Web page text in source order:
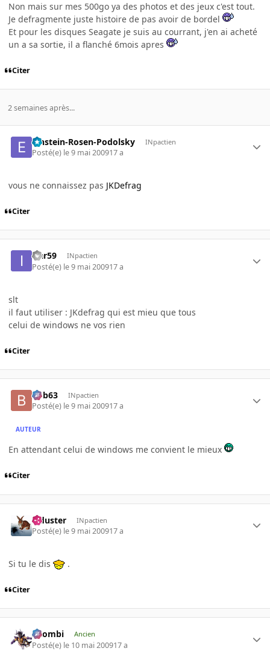
Non mais sur mes 500go ya des photos et des jeux c'est tout.
Je defragmente juste histoire de pas avoir de bordel
Et pour les disques Seagate je suis au courrant, j'en ai acheté
un a sa sortie, il a flanché 6mois apres
Citer
2 semaines après...
Einstein-Rosen-Podolsky INpactien
Posté(e) le 9 mai 200917 a
vous ne connaissez pas JKDefrag
Citer
icar59 INpactien
Posté(e) le 9 mai 200917 a
slt
il faut utiliser : JKdefrag qui est mieu que tous
celui de windows ne vos rien
Citer
bob63 INpactien
Posté(e) le 9 mai 200917 a
AUTEUR
En attendant celui de windows me convient le mieux
Citer
Tiduster INpactien
Posté(e) le 9 mai 200917 a
Si tu le dis .
Citer
XZombi Ancien
Posté(e) le 10 mai 200917 a